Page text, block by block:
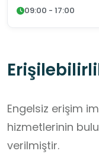
09:00 - 17:00
Engelsiz erişim
hizmetlerinin
verilmiştir.